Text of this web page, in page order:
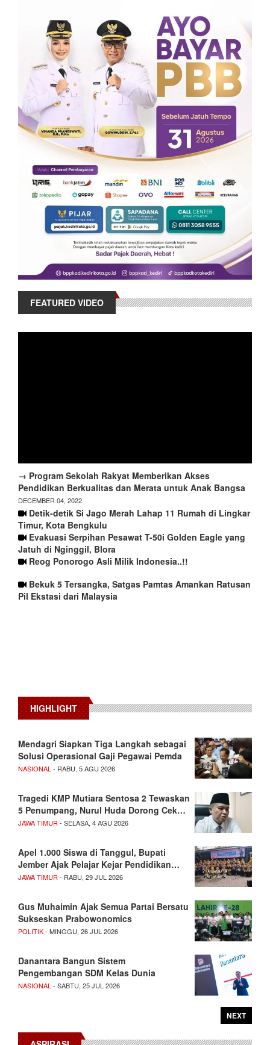
FEATURED VIDEO
→ Program Sekolah Rakyat Memberikan Akses
Pendidikan Berkualitas dan Merata untuk Anak Bangsa
DECEMBER 04, 2022
Detik-detik Si Jago Merah Lahap 11 Rumah di Lingkar
Timur, Kota Bengkulu
Evakuasi Serpihan Pesawat T-50i Golden Eagle yang
Jatuh di Nginggil, Blora
Reog Ponorogo Asli Milik Indonesia..!!
Bekuk 5 Tersangka, Satgas Pamtas Amankan Ratusan
Pil Ekstasi dari Malaysia
HIGHLIGHT
Mendagri Siapkan Tiga Langkah sebagai
Solusi Operasional Gaji Pegawai Pemda
NASIONAL - RABU, 5 AGU 2026
Tragedi KMP Mutiara Sentosa 2 Tewaskan
5 Penumpang, Nurul Huda Dorong Cek…
JAWA TIMUR - SELASA, 4 AGU 2026
Apel 1.000 Siswa di Tanggul, Bupati
Jember Ajak Pelajar Kejar Pendidikan…
JAWA TIMUR - RABU, 29 JUL 2026
Gus Muhaimin Ajak Semua Partai Bersatu
Sukseskan Prabowonomics
POLITIK- MINGGU, 26 JUL 2026
Danantara Bangun Sistem
Pengembangan SDM Kelas Dunia
NASIONAL - SABTU, 25 JUL 2026
NEXT